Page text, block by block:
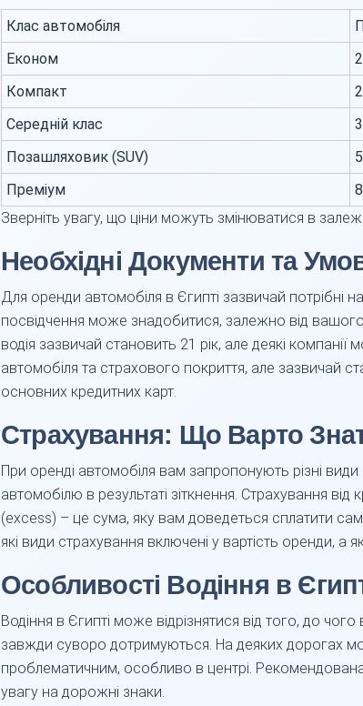
Клас автомобіля
Економ
Компакт
Середній клас
Позашляховик (SUV)
Преміум
Зверніть увагу, що ціни можуть змінюватися в
Необхідні Документи та
Для оренди автомобіля в Єгипті зазвичай потрібні
посвідчення може знадобитися, залежно від
водія зазвичай становить 21 рік, але деякі
автомобіля та страхового покриття, але зазвичай
основних кредитних карт.
Страхування: Що Варто
При оренді автомобіля вам запропонують різні
автомобілю в результаті зіткнення. Страхування
(excess) – це сума, яку вам доведеться сплатити
які види страхування включені у вартість оренди, а
Особливості Водіння в
Водіння в Єгипті може відрізнятися від того, до
завжди суворо дотримуються. На деяких дорогах
проблематичним, особливо в центрі.
увагу на дорожні знаки.